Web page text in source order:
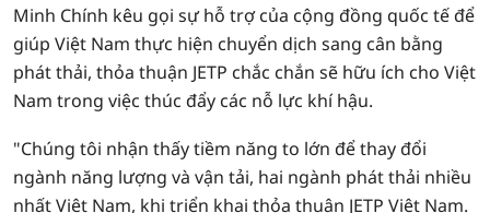
Minh Chính kêu gọi sự hỗ trợ của cộng đồng quốc tế để
giúp Việt Nam thực hiện chuyển dịch sang cân bằng
phát thải, thỏa thuận JETP chắc chắn sẽ hữu ích cho Việt
Nam trong việc thúc đẩy các nỗ lực khí hậu.
"Chúng tôi nhận thấy tiềm năng to lớn để thay đổi
ngành năng lượng và vận tải, hai ngành phát thải nhiều
nhất Việt Nam, khi triển khai thỏa thuận JETP Việt Nam.